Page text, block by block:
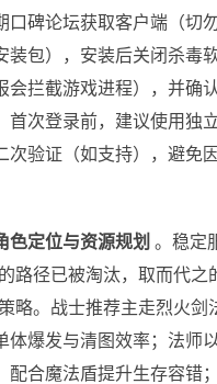
口碑论坛获取客户端（切
装包），安装后关闭杀毒
会拦截游戏进程），并确
首次登录前，建议使用独
次验证（如支持），避免
色定位与资源规划 。稳定
路径已被淘汰，取而代之
略。战士推荐主走烈火剑
体爆发与清图效率；法师
配合魔法盾提升生存容错